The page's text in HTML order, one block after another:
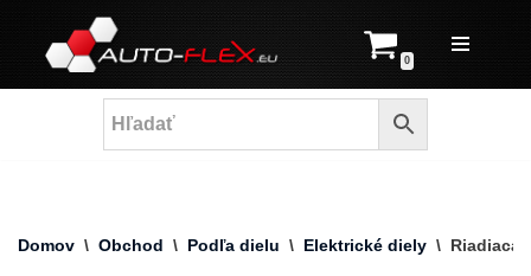
Prejsť
na
0
Domov \ Obchod \ Podľa dielu \ Elektrické diely \ Riadiaca